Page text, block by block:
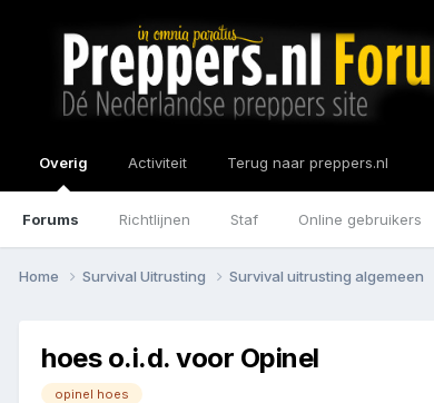
Overig
Forums Richtlijnen Staf Online gebruikers
Activiteit Terug naar preppers.nl
Home Survival Uitrusting Survival uitrusting algemeen
hoes o.i.d. voor Opinel
opinel hoes